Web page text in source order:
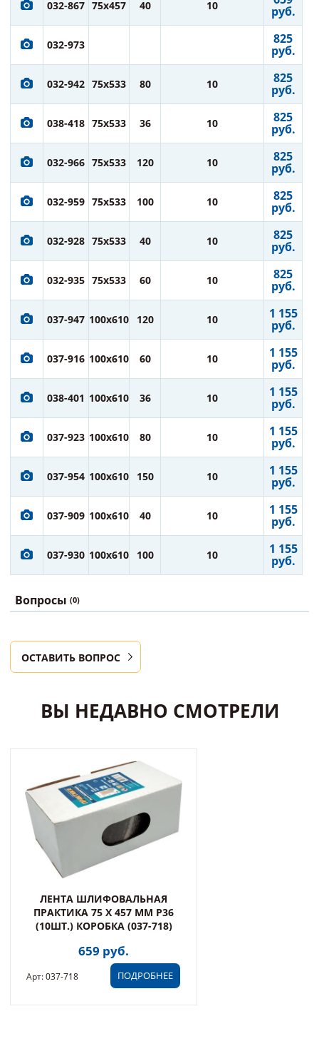
032-867 75x457 40 10 руб.
032-973 825
руб.
032-942 75x533 80 10 825
руб.
038-418 75x533 36 10 825
руб.
032-966 75x533 120 10 825
руб.
032-959 75x533 100 10 825
руб.
032-928 75x533 40 10 825
руб.
032-935 75x533 60 10 825
руб.
037-947 100x610 120 10 1 155
руб.
037-916 100x610 60 10 1 155
руб.
038-401 100x610 36 10 1 155
руб.
037-923 100x610 80 10 1 155
руб.
037-954 100x610 150 10 1 155
руб.
037-909 100x610 40 10 1 155
руб.
037-930 100x610 100 10 1 155
руб.
Вопросы (0)
ОСТАВИТЬ ВОПРОС
ВЫ НЕДАВНО СМОТРЕЛИ
ЛЕНТА ШЛИФОВАЛЬНАЯ
ПРАКТИКА 75 Х 457 ММ P36
(10ШТ.) КОРОБКА (037-718)
659 руб.
ПОДРОБНЕЕ
Арт: 037-718